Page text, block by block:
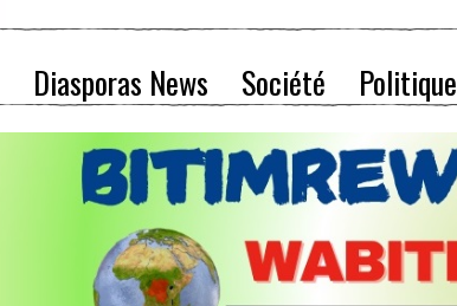
Diasporas News Société Politique